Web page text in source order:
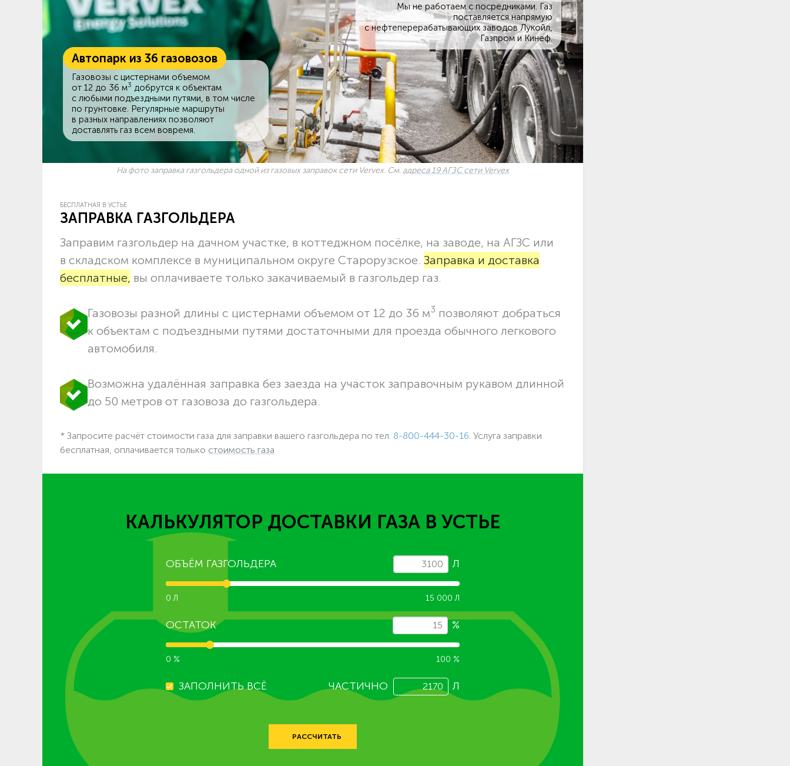
Мы не работаем с посредниками. Газ
поставляется напрямую
с нефтеперерабатывающих заводов Лукойл,
Газпром и Кинеф.
Автопарк из 36 газовозов
Газовозы с цистернами объемом
от 12 до 36 м3 добрутся к объектам
c любыми подъездными путями, в том числе
по грунтовке. Регулярные маршруты
в разных направлениях позволяют
доставлять газ всем вовремя.
На фото заправка газгольдера одной из газовых заправок сети Vervex. См. адреса 19 АГЗС сети Vervex
БЕСПЛАТНАЯ В УСТЬЕ
ЗАПРАВКА ГАЗГОЛЬДЕРА
Заправим газгольдер на дачном участке, в коттеджном посёлке, на заводе, на АГЗС или
в складском комплексе в муниципальном округе Старорузское. Заправка и доставка
бесплатные, вы оплачиваете только закачиваемый в газгольдер газ.
Газовозы разной длины с цистернами объемом от 12 до 36 м3 позволяют добраться
к объектам c подъездными путями достаточными для проезда обычного легкового
автомобиля.
Возможна удалённая заправка без заезда на участок заправочным рукавом длинной
до 50 метров от газовоза до газгольдера.
* Запросите расчёт стоимости газа для заправки вашего газгольдера по тел. 8-800-444-30-16 . Услуга заправки
бесплатная, оплачивается только стоимость газа
КАЛЬКУЛЯТОР ДОСТАВКИ ГАЗА В УСТЬЕ
ОБЪЁМ ГАЗГОЛЬДЕРА Л
0 Л 15 000 Л
ОСТАТОК %
0 % 100 %
ЗАПОЛНИТЬ ВСЁ ЧАСТИЧНО Л
РАССЧИТАТЬ